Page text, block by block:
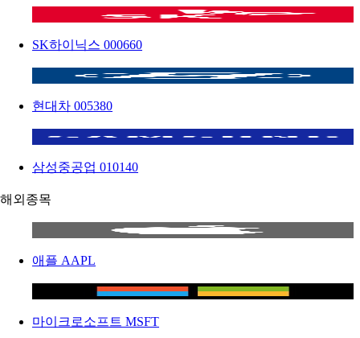
SK하이닉스 000660
현대차 005380
삼성중공업 010140
해외종목
애플 AAPL
마이크로소프트 MSFT